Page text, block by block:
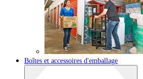
Boîtes et accessoires d'emballage